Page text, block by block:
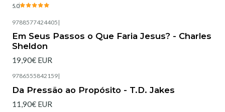
5.0
9788577424405 |
Em Seus Passos o Que Faria Jesus? - Charles
Sheldon
19,90€ EUR
9786555842159|
Da Pressão ao Propósito - T.D. Jakes
11,90€ EUR